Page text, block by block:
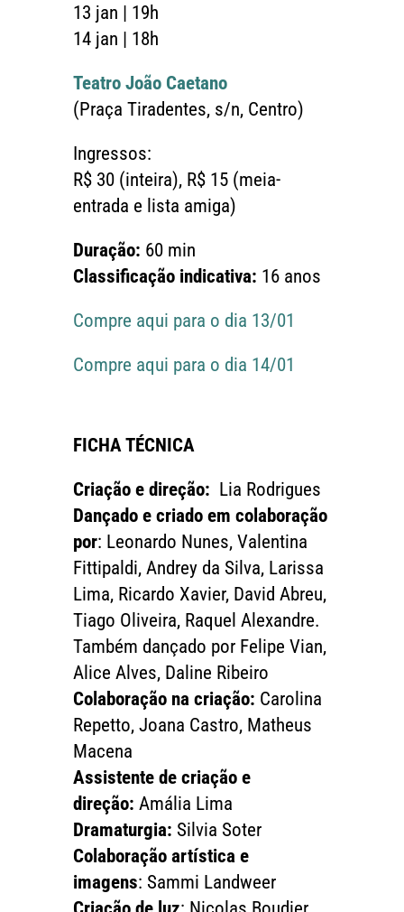
13 jan | 19h
14 jan | 18h
Teatro João Caetano
(Praça Tiradentes, s/n, Centro)
Ingressos:
R$ 30 (inteira), R$ 15 (meia-
entrada e lista amiga)
Duração: 60 min
Classificação indicativa: 16 anos
Compre aqui para o dia 13/01
Compre aqui para o dia 14/01
FICHA TÉCNICA
Criação e direção: Lia Rodrigues
Dançado e criado em colaboração
por: Leonardo Nunes, Valentina
Fittipaldi, Andrey da Silva, Larissa
Lima, Ricardo Xavier, David Abreu,
Tiago Oliveira, Raquel Alexandre.
Também dançado por Felipe Vian,
Alice Alves, Daline Ribeiro
Colaboração na criação: Carolina
Repetto, Joana Castro, Matheus
Macena
Assistente de criação e
direção: Amália Lima
Dramaturgia: Silvia Soter
Colaboração artística e
imagens: Sammi Landweer